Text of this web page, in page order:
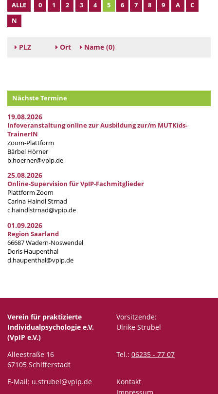
ALLE 0 1 2 3 4 5 6 7 8 9 A
C
N
PLZ Ort Name (0)
Nächste Termine
19.08.2026
Infoveranstaltung online zur Ausbildung zur/m MUTKids-
TrainerIN
Zoom-Plattform
Bärbel Hörner
b.hoerner@vpip.de
25.08.2026
Online-Supervision für VpIP-Fachmitglieder
Plattform Zoom
Carina Haindl Strnad
c.haindlstrnad@vpip.de
01.09.2026
Region Saarland
66687 Wadern-Noswendel
Doris Haupenthal
d.haupenthal@vpip.de
Verein für praktizierte
Individualpsychologie e.V.
(VpIP e.V.)
Vorsitzende:
Ulrike Strubel
Alleestraße 16
67105 Schifferstadt
Tel.: 06235 - 77 07
E-Mail: u.strubel@vpip.de
Kontakt